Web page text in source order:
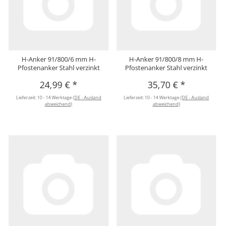
H-Anker 91/800/6 mm H-
Pfostenanker Stahl verzinkt
24,99 €*
Lieferzeit: 10 - 14 Werktage(DE - Ausland
abweichend)
H-Anker 91/800/8 mm H-
Pfostenanker Stahl verzinkt
35,70 € *
Lieferzeit: 10 - 14 Werktage(DE - Ausland
abweichend)